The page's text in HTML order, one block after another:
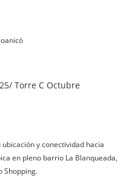
Torre C Octubre
y conectividad hacia
en pleno barrio La Blanqueada,
Shopping.